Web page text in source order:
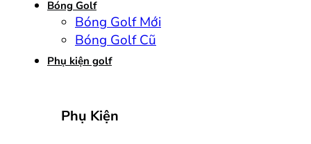
Bóng Golf
Bóng Golf Mới
Bóng Golf Cũ
Phụ kiện golf
Phụ Kiện